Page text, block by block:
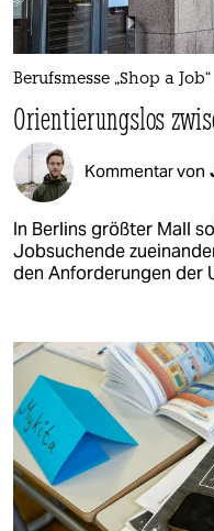
Berufsmesse „Shop a Job“
Orientierungslos
Kommentar von
In Berlins größter Mall
Jobsuchende
den Anforderungen der